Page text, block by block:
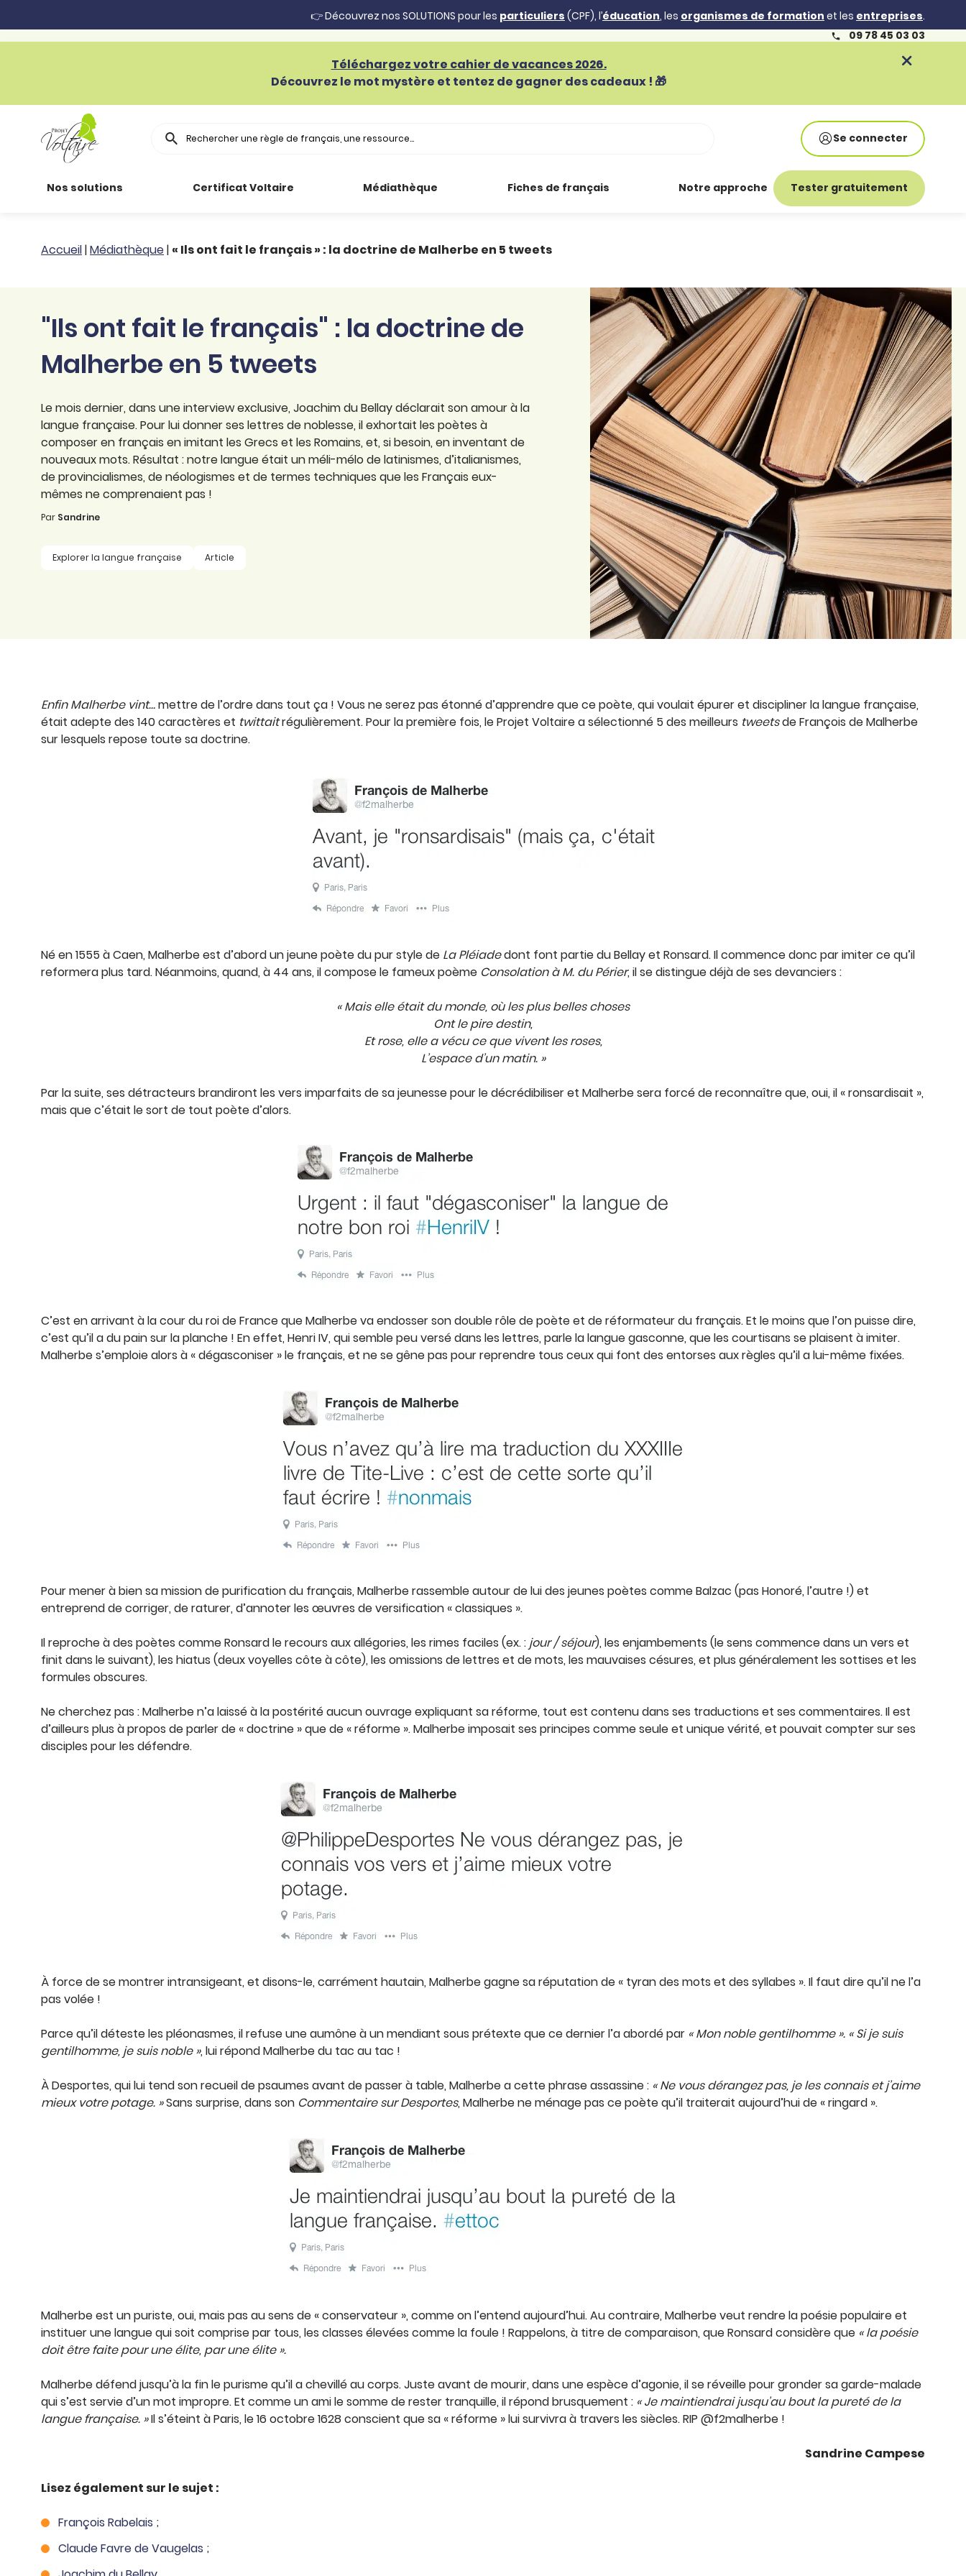
👉 Découvrez nos SOLUTIONS pour les particuliers (CPF), l’éducation, les organismes de formation et les entreprises.
09 78 45 03 03
Téléchargez votre cahier de vacances 2026.
Découvrez le mot mystère et tentez de gagner des cadeaux ! 🎁
Rechercher Se connecter
Nos solutions
Particuliers
Certifier ses compétences
Évaluer le niveau de ses
salariés
Certificat Voltaire Médiathèque
Toutes nos
professionnel
Animer une classe
Accompagner ses
salariés
Explorer la langue
française
Découvrir nos
Fiches de français
Conjugaison
d’orthographe
Syntaxe
Notre approche Tester gratuitement
Accueil|Médiathèque| « Ils ont fait le français » : la doctrine de Malherbe en 5 tweets
"Ils ont fait le français" : la doctrine de
Malherbe en 5 tweets
Le mois dernier, dans une interview exclusive, Joachim du Bellay déclarait son amour à la
langue française. Pour lui donner ses lettres de noblesse, il exhortait les poètes à
composer en français en imitant les Grecs et les Romains, et, si besoin, en inventant de
nouveaux mots. Résultat : notre langue était un méli-mélo de latinismes, d’italianismes,
de provincialismes, de néologismes et de termes techniques que les Français eux-
mêmes ne comprenaient pas !
Par Sandrine
Explorer la langue française Article
Enfin Malherbe vint…mettre de l’ordre dans tout ça ! Vous ne serez pas étonné d’apprendre que ce poète, qui voulait épurer et discipliner la langue française,
était adepte des 140 caractères et twittaitrégulièrement. Pour la première fois, le Projet Voltaire a sélectionné 5 des meilleurs tweetsde François de Malherbe
sur lesquels repose toute sa doctrine.
Né en 1555 à Caen, Malherbe est d’abord un jeune poète du pur style de La Pléiadedont font partie du Bellay et Ronsard. Il commence donc par imiter ce qu’il
reformera plus tard. Néanmoins, quand, à 44 ans, il compose le fameux poème Consolation à M. du Périer, il se distingue déjà de ses devanciers :
« Mais elle était du monde, où les plus belles choses
Ont le pire destin,
Et rose, elle a vécu ce que vivent les roses,
L’espace d’un matin. »
Par la suite, ses détracteurs brandiront les vers imparfaits de sa jeunesse pour le décrédibiliser et Malherbe sera forcé de reconnaître que, oui, il « ronsardisait »,
mais que c’était le sort de tout poète d’alors.
C’est en arrivant à la cour du roi de France que Malherbe va endosser son double rôle de poète et de réformateur du français. Et le moins que l’on puisse dire,
c’est qu’il a du pain sur la planche ! En effet, Henri IV, qui semble peu versé dans les lettres, parle la langue gasconne, que les courtisans se plaisent à imiter.
Malherbe s’emploie alors à « dégasconiser » le français, et ne se gêne pas pour reprendre tous ceux qui font des entorses aux règles qu’il a lui-même fixées.
Pour mener à bien sa mission de purification du français, Malherbe rassemble autour de lui des jeunes poètes comme Balzac (pas Honoré, l’autre !) et
entreprend de corriger, de raturer, d’annoter les œuvres de versification « classiques ».
Il reproche à des poètes comme Ronsard le recours aux allégories, les rimes faciles (ex. : jour / séjour), les enjambements (le sens commence dans un vers et
finit dans le suivant), les hiatus (deux voyelles côte à côte), les omissions de lettres et de mots, les mauvaises césures, et plus généralement les sottises et les
formules obscures.
Ne cherchez pas : Malherbe n’a laissé à la postérité aucun ouvrage expliquant sa réforme, tout est contenu dans ses traductions et ses commentaires. Il est
d’ailleurs plus à propos de parler de « doctrine » que de « réforme ». Malherbe imposait ses principes comme seule et unique vérité, et pouvait compter sur ses
disciples pour les défendre.
À force de se montrer intransigeant, et disons-le, carrément hautain, Malherbe gagne sa réputation de « tyran des mots et des syllabes ». Il faut dire qu’il ne l’a
pas volée !
Parce qu’il déteste les pléonasmes, il refuse une aumône à un mendiant sous prétexte que ce dernier l’a abordé par « Mon noble gentilhomme ». « Si je suis
gentilhomme, je suis noble », lui répond Malherbe du tac au tac !
À Desportes, qui lui tend son recueil de psaumes avant de passer à table, Malherbe a cette phrase assassine : « Ne vous dérangez pas, je les connais et j’aime
mieux votre potage. »Sans surprise, dans son Commentaire sur Desportes, Malherbe ne ménage pas ce poète qu’il traiterait aujourd’hui de « ringard ».
Malherbe est un puriste, oui, mais pas au sens de « conservateur », comme on l’entend aujourd’hui. Au contraire, Malherbe veut rendre la poésie populaire et
instituer une langue qui soit comprise par tous, les classes élevées comme la foule ! Rappelons, à titre de comparaison, que Ronsard considère que « la poésie
doit être faite pour une élite, par une élite ».
Malherbe défend jusqu’à la fin le purisme qu’il a chevillé au corps. Juste avant de mourir, dans une espèce d’agonie, il se réveille pour gronder sa garde-malade
qui s’est servie d’un mot impropre. Et comme un ami le somme de rester tranquille, il répond brusquement : « Je maintiendrai jusqu’au bout la pureté de la
langue française. »Il s’éteint à Paris, le 16 octobre 1628 conscient que sa « réforme » lui survivra à travers les siècles. RIP @f2malherbe !
Sandrine Campese
Lisez également sur le sujet :
François Rabelais ;
Claude Favre de Vaugelas ;